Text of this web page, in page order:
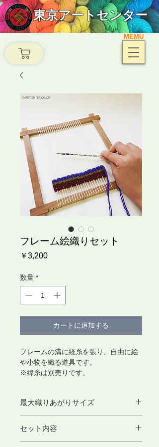
東京アートセンター
MEMU
フレーム絵織りセット
￥3,200価
数量 *
カートに追加する
フレームの溝に経糸を張り、自由に絵
や小物を織る道具です。
※緯糸は別売りです。
最大織りあがりサイズ
セット内容